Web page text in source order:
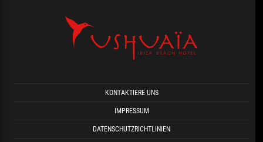
KONTAKTIERE UNS
IMPRESSUM
DATENSCHUTZRICHTLINIEN